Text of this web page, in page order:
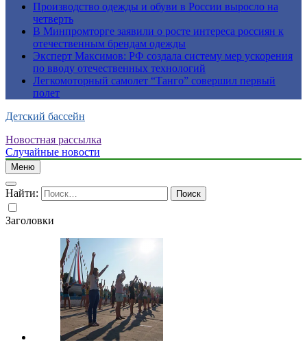
Производство одежды и обуви в России выросло на
четверть
В Минпромторге заявили о росте интереса россиян к
отечественным брендам одежды
Эксперт Максимов: РФ создала систему мер ускорения
по вводу отечественных технологий
Легкомоторный самолет “Танго” совершил первый
полет
Детский бассейн
Новостная рассылка
Случайные новости
Меню
Найти:
Заголовки